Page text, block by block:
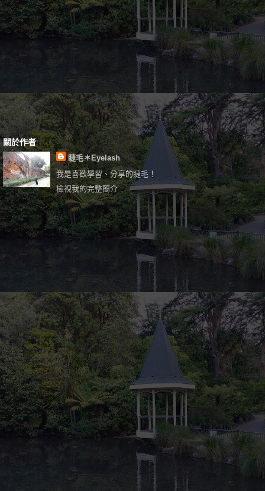
關於作者
睫毛＊Eyelash
我是喜歡學習、分享的睫毛！
檢視我的完整簡介